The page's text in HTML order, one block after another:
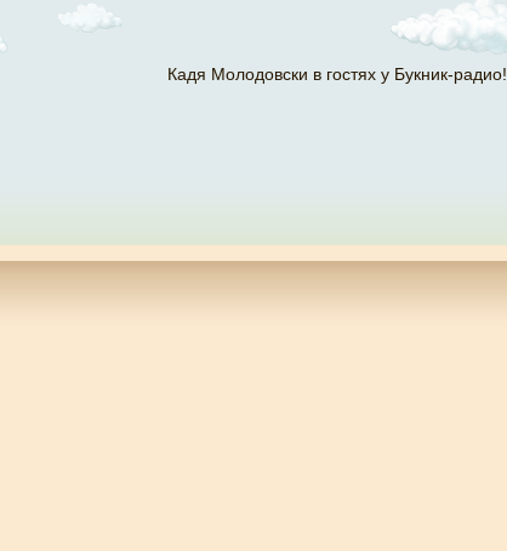
Кадя Молодовски в гостях у Букник-радио!